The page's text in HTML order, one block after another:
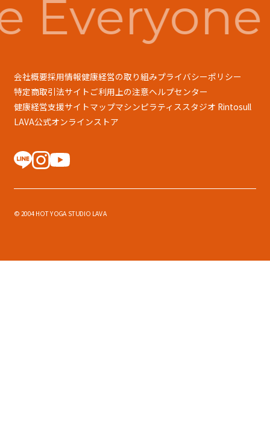
Everyone
会社概要採用情報健康経営の取り組みプライバシーポリシー
特定商取引法サイトご利用上の注意ヘルプセンター
健康経営支援サイトマップマシンピラティススタジオ Rintosull
LAVA公式オンラインストア
© 2004 HOT YOGA STUDIO LAVA